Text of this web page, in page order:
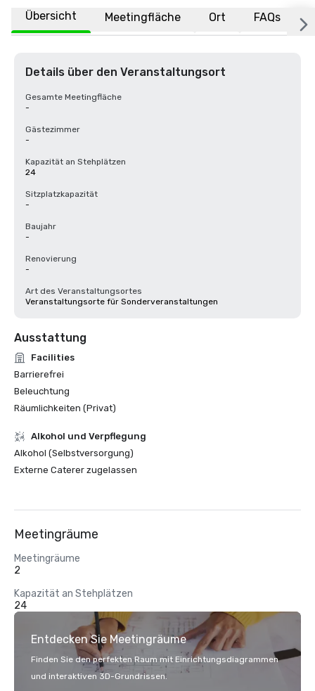
Übersicht Meetingfläche Ort FAQs
Details über den Veranstaltungsort
Gesamte Meetingfläche
-
Gästezimmer
-
Kapazität an Stehplätzen
24
Sitzplatzkapazität
-
Baujahr
-
Renovierung
-
Art des Veranstaltungsortes
Veranstaltungsorte für Sonderveranstaltungen
Ausstattung
Facilities
Barrierefrei
Beleuchtung
Räumlichkeiten (Privat)
‪Alkohol‬ und Verpflegung
Alkohol (Selbstversorgung)
Externe Caterer zugelassen
Meetingräume
Meetingräume
2
Kapazität an Stehplätzen
24
Entdecken Sie Meetingräume
Finden Sie den perfekten Raum mit Einrichtungsdiagrammen
und interaktiven 3D-Grundrissen.